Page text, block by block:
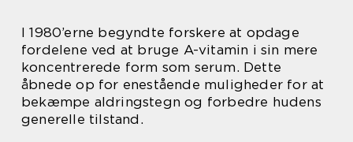
I 1980’erne begyndte forskere at opdage
fordelene ved at bruge A-vitamin i sin mere
koncentrerede form som serum. Dette
åbnede op for enestående muligheder for at
bekæmpe aldringstegn og forbedre hudens
generelle tilstand.